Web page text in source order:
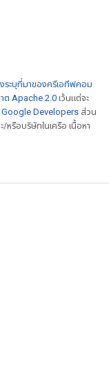
ะบุที่มาของครีเอทีฟคอม
ต Apache 2.0เว้นแต่จะ
Google Developers ส่วน
หรือบริษัทในเครือ เนื้อหา